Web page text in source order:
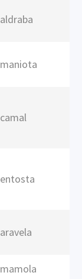
aldraba
maniota
camal
entosta
aravela
mamola